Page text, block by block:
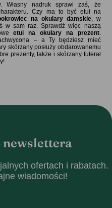
Własny nadruk sprawi zaś, że
Czy ma to być etui na
na okulary damskie, w
w sam raz. Sprawdź więc naszą
etui na okulary na prezent.
– a Ty będziesz mieć
skórzany posłuży obdarowanemu
prezenty, także i skórzany futerał
newslettera
ofertach i rabatach.
wiadomości!